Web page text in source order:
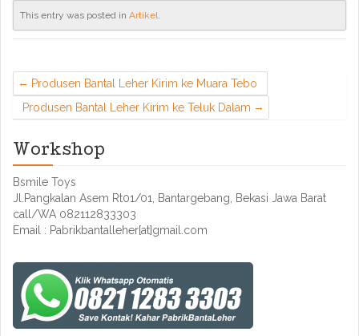
This entry was posted in Artikel.
Produsen Bantal Leher Kirim ke Muara Tebo
Produsen Bantal Leher Kirim ke Teluk Dalam
Workshop
Bsmile Toys
Jl.Pangkalan Asem Rt01/01, Bantargebang, Bekasi Jawa Barat
call/WA 082112833303
Email : Pabrikbantalleher[at]gmail.com